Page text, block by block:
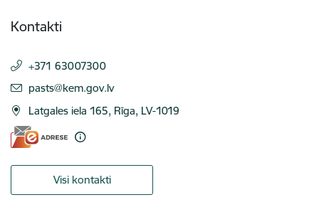
Kontakti
+371 63007300
E-pasts:
pasts@kem.gov.lv
Latgales iela 165, Rīga, LV-1019
Visi kontakti